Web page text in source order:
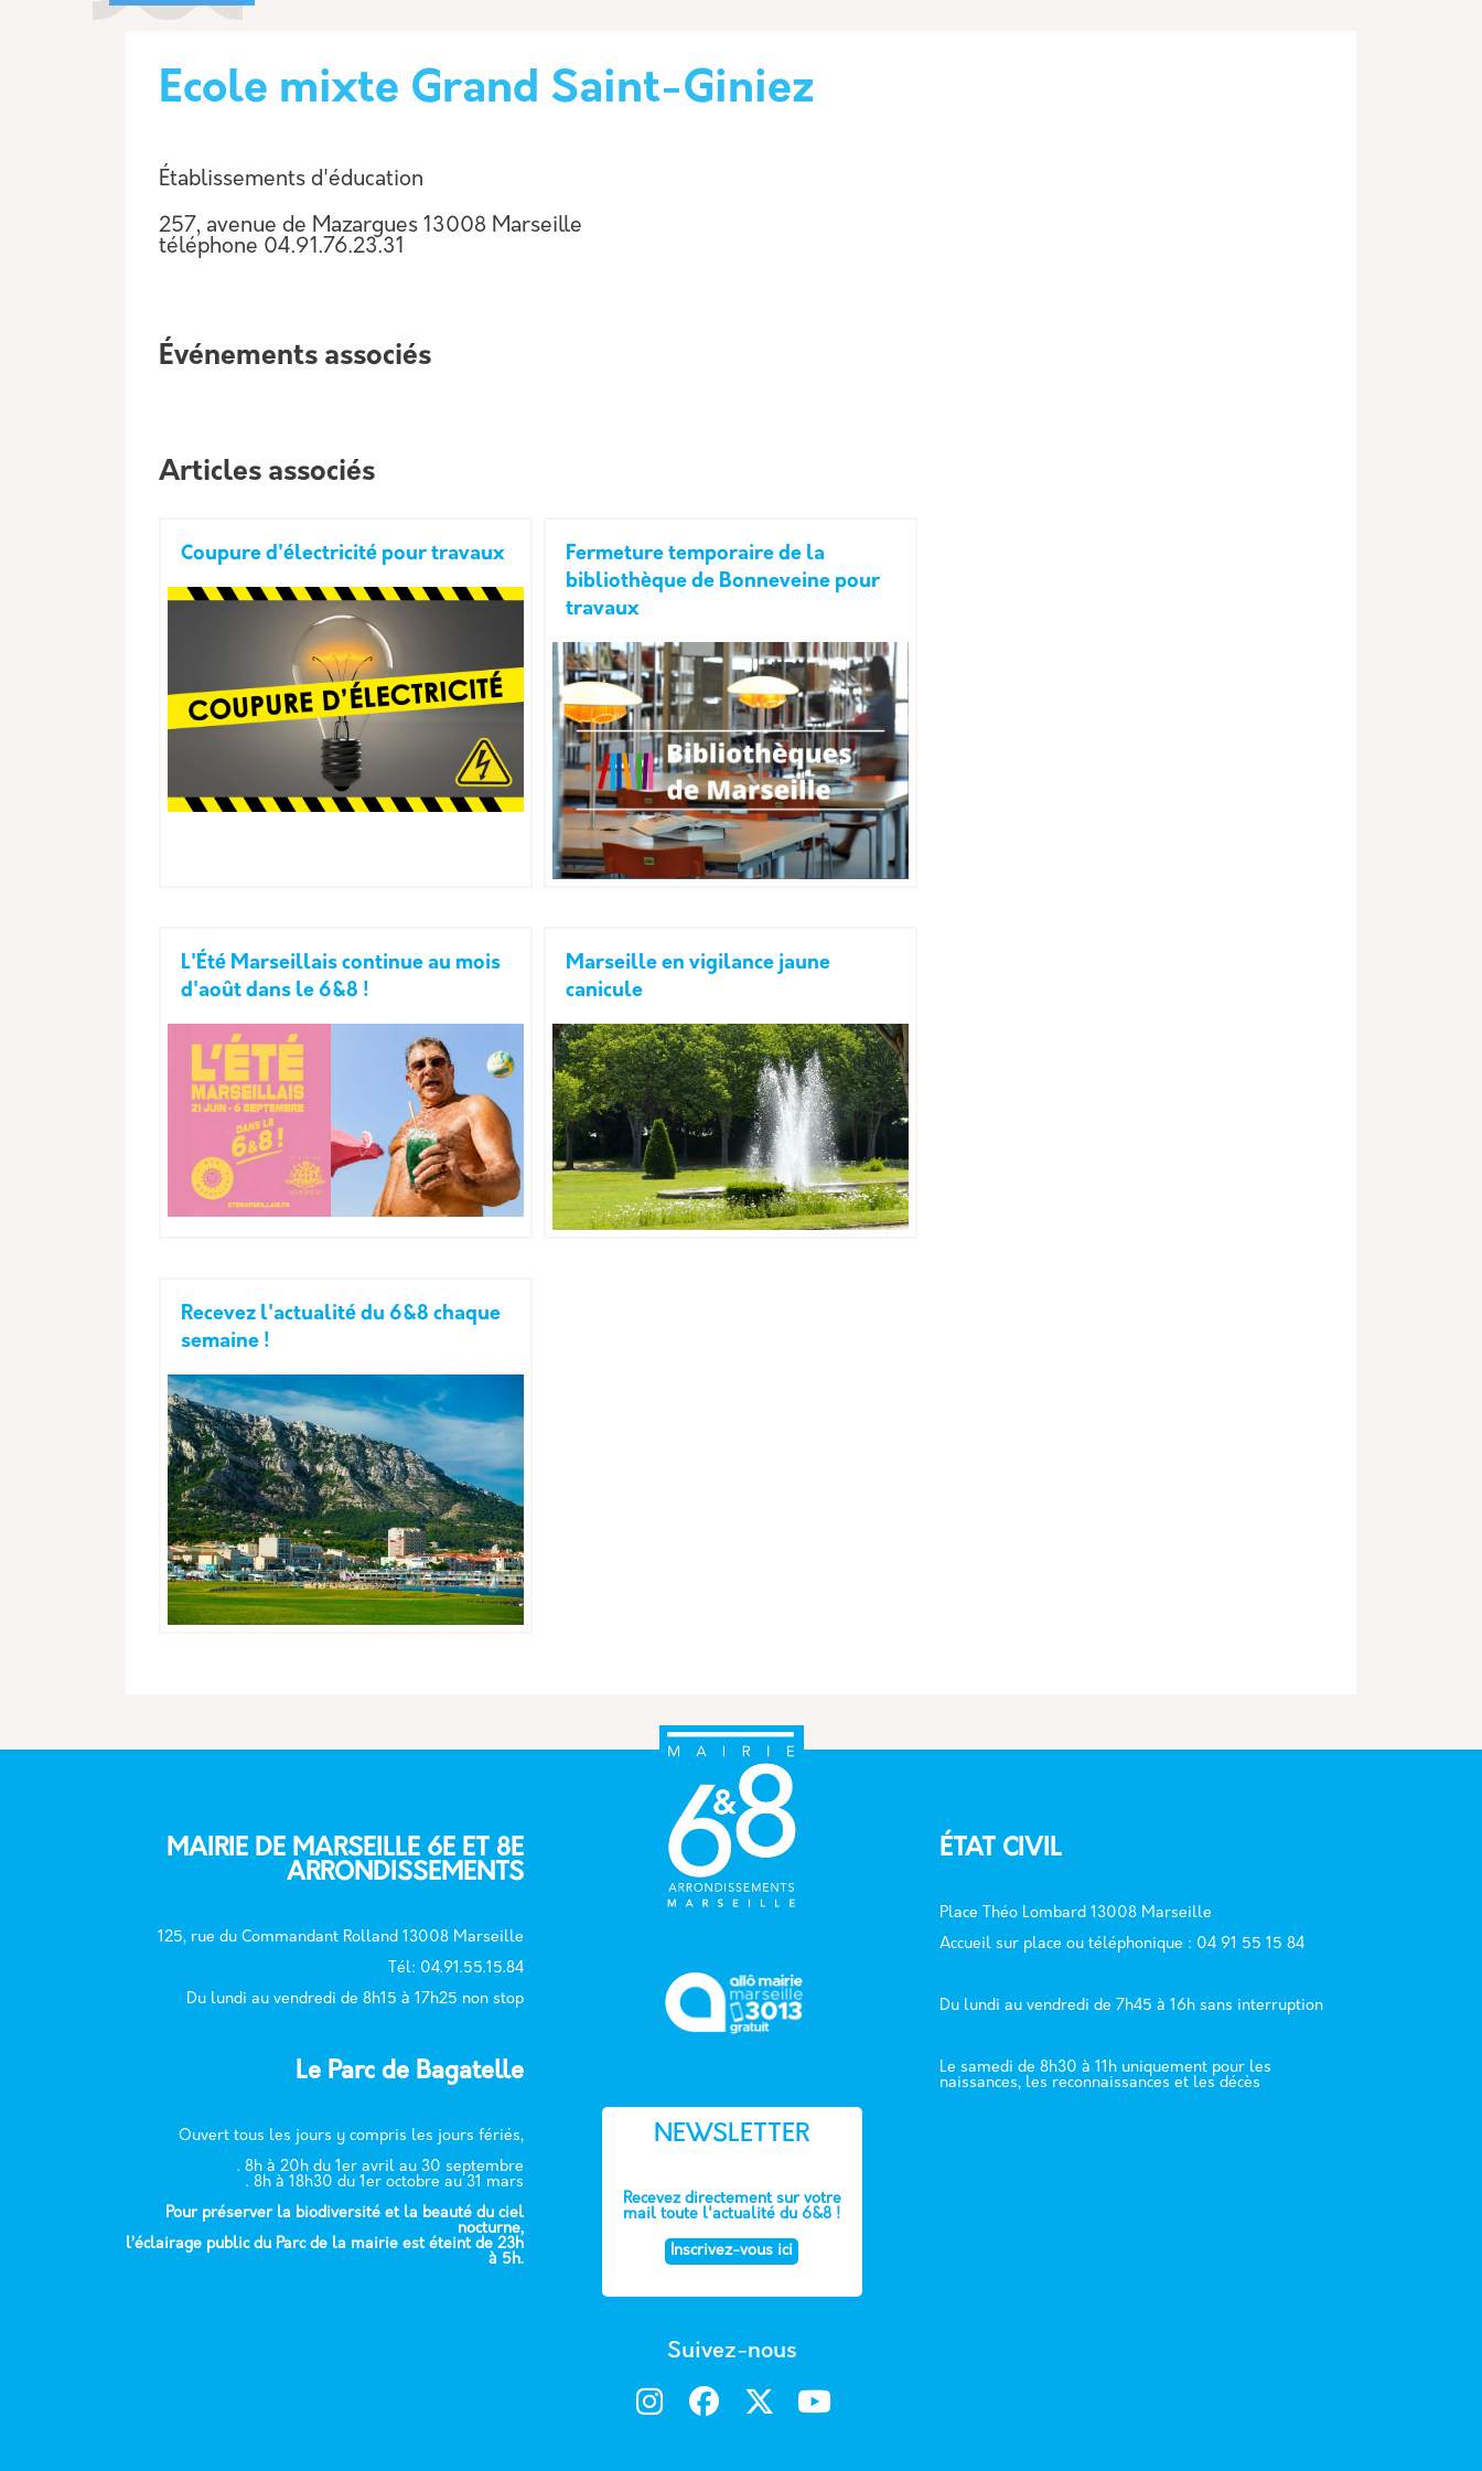
Ecole mixte Grand Saint-Giniez
Établissements d'éducation
257, avenue de Mazargues 13008 Marseille
téléphone 04.91.76.23.31
Événements associés
Articles associés
Coupure d'électricité pour travaux
Fermeture temporaire de la
bibliothèque de Bonneveine pour
travaux
L'Été Marseillais continue au mois
d'août dans le 6&8 !
Marseille en vigilance jaune
canicule
Recevez l'actualité du 6&8 chaque
semaine !
MAIRIE DE MARSEILLE 6E ET 8E
ARRONDISSEMENTS
125, rue du Commandant Rolland 13008 Marseille
Tél: 04.91.55.15.84
Du lundi au vendredi de 8h15 à 17h25 non stop
Le Parc de Bagatelle
Ouvert tous les jours y compris les jours fériés,
. 8h à 20h du 1er avril au 30 septembre
. 8h à 18h30 du 1er octobre au 31 mars
Pour préserver la biodiversité et la beauté du ciel
nocturne,
l’éclairage public du Parc de la mairie est éteint de 23h
à 5h.
NEWSLETTER
Recevez directement sur votre
mail toute l'actualité du 6&8 !
Inscrivez-vous ici
Suivez-nous
ÉTAT CIVIL
Place Théo Lombard 13008 Marseille
Accueil sur place ou téléphonique : 04 91 55 15 84
Du lundi au vendredi de 7h45 à 16h sans interruption
Le samedi de 8h30 à 11h uniquement pour les
naissances, les reconnaissances et les décès